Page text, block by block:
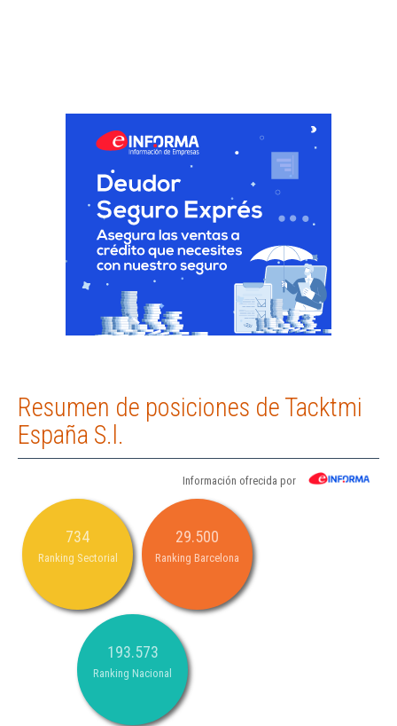
Resumen de posiciones de Tacktmi
España S.l.
Información ofrecida por
734
Ranking Sectorial
29.500
Ranking Barcelona
193.573
Ranking Nacional